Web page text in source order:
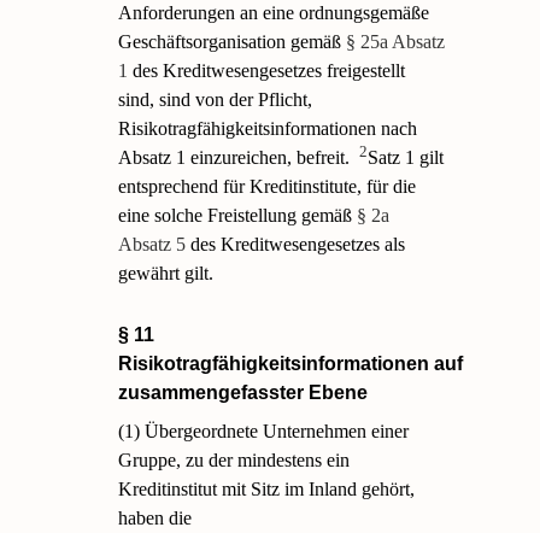
Anforderungen an eine ordnungsgemäße
Geschäftsorganisation gemäß § 25a Absatz
1 des Kreditwesengesetzes freigestellt
sind, sind von der Pflicht,
Risikotragfähigkeitsinformationen nach
Absatz 1 einzureichen, befreit.
2Satz 1 gilt
entsprechend für Kreditinstitute, für die
eine solche Freistellung gemäß § 2a
Absatz 5 des Kreditwesengesetzes als
gewährt gilt.
§ 11
Risikotragfähigkeitsinformationen auf
zusammengefasster Ebene
(1) Übergeordnete Unternehmen einer
Gruppe, zu der mindestens ein
Kreditinstitut mit Sitz im Inland gehört,
haben die